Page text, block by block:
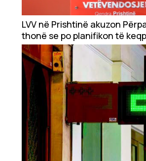
LVV në Prishtinë akuzon
thonë se po planifikon të
tender në vlerë prej 10